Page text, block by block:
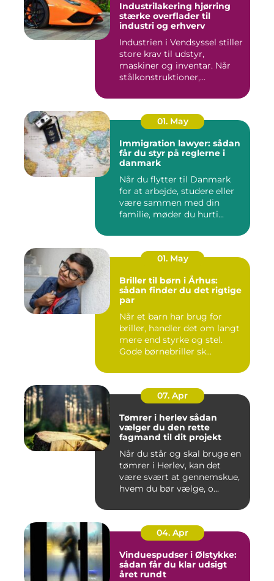
Industrilakering hjørring
stærke overflader til
industri og erhverv
Industrien i Vendsyssel stiller
store krav til udstyr,
maskiner og inventar. Når
stålkonstruktioner,...
01. May
Immigration lawyer: sådan
får du styr på reglerne i
danmark
Når du flytter til Danmark
for at arbejde, studere eller
være sammen med din
familie, møder du hurti...
01. May
Briller til børn i Århus:
sådan finder du det rigtige
par
Når et barn har brug for
briller, handler det om langt
mere end styrke og stel.
Gode børnebriller sk...
07. Apr
Tømrer i herlev sådan
vælger du den rette
fagmand til dit projekt
Når du står og skal bruge en
tømrer i Herlev, kan det
være svært at gennemskue,
hvem du bør vælge, o...
04. Apr
Vinduespudser i Ølstykke:
sådan får du klar udsigt
året rundt